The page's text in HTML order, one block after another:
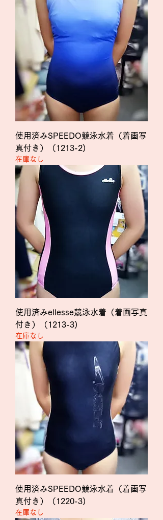
使用済みSPEEDO競泳水着（着画写
真付き）（1213-2)
在庫なし
使用済みellesse競泳水着（着画写真
付き）（1213-3)
在庫なし
使用済みSPEEDO競泳水着（着画写
真付き）（1220-3)
在庫なし